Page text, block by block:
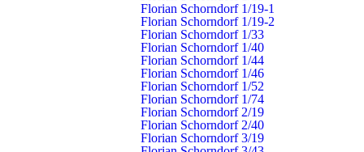
Florian Schorndorf 1/19-1
Florian Schorndorf 1/19-2
Florian Schorndorf 1/33
Florian Schorndorf 1/40
Florian Schorndorf 1/44
Florian Schorndorf 1/46
Florian Schorndorf 1/52
Florian Schorndorf 1/74
Florian Schorndorf 2/19
Florian Schorndorf 2/40
Florian Schorndorf 3/19
Termine
Warn- & Infodienste
Fragen & Antworten
Pressestelle
Schorndorf – Die Daimlerstadt
Schorndorf ist eine Große Kreisstadt mit rund 40.000 Einwohnern.